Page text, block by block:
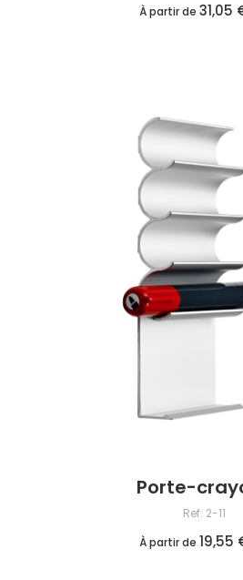
À partir de 31,05
Porte-
Ref: 2-11
À partir de 19,55